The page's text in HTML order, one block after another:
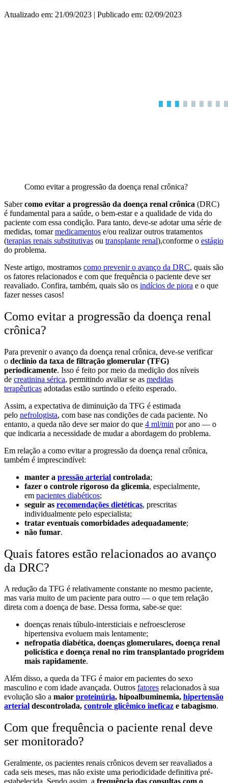
Atualizado em: 21/09/2023 | Publicado em: 02/09/2023
Como evitar a progressão da doença renal crônica?
Sabercomo evitar a progressão da doença renal crônica (DRC)
é fundamental para a saúde, o bem-estar e a qualidade de vida do
paciente com essa condição. Para tanto, deve-se adotar uma série de
medidas, tomarmedicamentos e/ou realizar outros tratamentos
(terapias renais substitutivas ou transplante renal),conforme o estágio
do problema.
Neste artigo, mostramos como prevenir o avanço da DRC, quais são
os fatores relacionados e com que frequência o paciente deve ser
reavaliado. Confira, também, quais são os indícios de piora e o que
fazer nesses casos!
Como evitar a progressão da doença renal
crônica?
Para prevenir o avanço da doença renal crônica, deve-se verificar
o declínio da taxa de filtração glomerular (TFG)
periodicamente. Isso é feito por meio da medição dos níveis
de creatinina sérica, permitindo avaliar se as medidas
terapêuticas adotadas estão surtindo o efeito esperado.
Assim, a expectativa de diminuição da TFG é estimada
pelo nefrologista, com base nas condições de cada paciente. No
entanto, a queda não deve ser maior do que 4 ml/min por ano — o
que indicaria a necessidade de mudar a abordagem do problema.
Em relação a como evitar a progressão da doença renal crônica,
também é imprescindível:
manter a pressão arterial controlada;
fazer o controle rigoroso da glicemia, especialmente,
em pacientes diabéticos;
seguir as recomendações dietéticas, prescritas
individualmente pelo especialista;
tratar eventuais comorbidades adequadamente;
não fumar.
Quais fatores estão relacionados ao avanço
da DRC?
A redução da TFG é relativamente constante no mesmo paciente,
mas varia muito de um paciente para outro — o que tem relação
direta com a doença de base. Dessa forma, sabe-se que:
doenças renais túbulo-intersticiais e nefroesclerose
hipertensiva evoluem mais lentamente;
nefropatia diabética, doenças glomerulares, doença renal
policística e doença renal no rim transplantado progridem
mais rapidamente.
Além disso, a queda da TFG é maior em pacientes do sexo
masculino e com idade avançada. Outros fatores relacionados à sua
evolução são a maior proteinúria, hipoalbuminemia, hipertensão
arterial descontrolada, controle glicêmico ineficaz e tabagismo.
Com que frequência o paciente renal deve
ser monitorado?
Geralmente, os pacientes renais crônicos devem ser reavaliados a
cada seis meses, mas não existe uma periodicidade definitiva pré-